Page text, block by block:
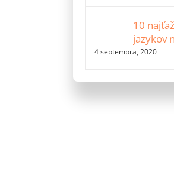
10
jazykov
4 septembra, 2020